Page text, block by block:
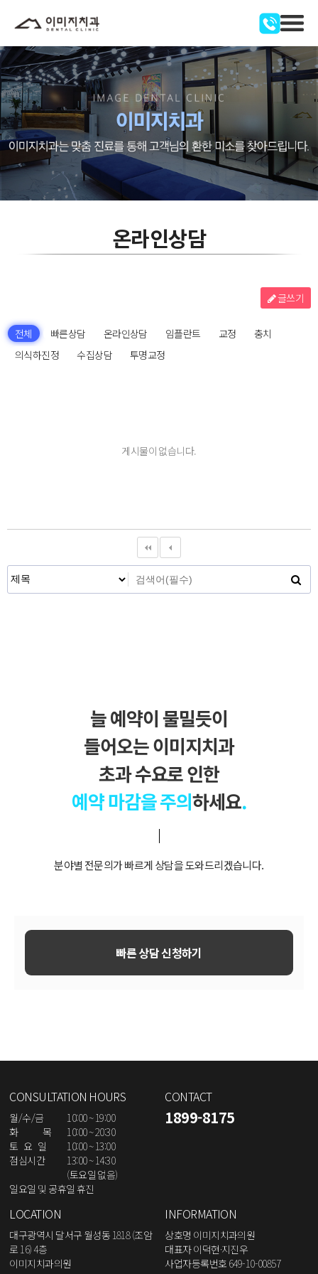
온라인상담
글쓰기
전체 빠른상담 온라인상담 임플란트 교정
충치
의식하진정
수집상담 투명교정
게시물이 없습니다.
늘 예약이 물밀듯이
들어오는 이미지치과
초과 수요로 인한
예약 마감을 주의하세요.
분야별 전문의가 빠르게 상담을 도와드리겠습니다.
빠른 상담 신청하기
CONSULTATION HOURS
월/수/금
10:00 ~ 19:00
화 목
10:00 ~ 20:30
토 요 일
10:00 ~ 13:00
점심시간
13:00 ~ 14:30
(토요일 없음)
일요일 및 공휴일 휴진
CONTACT
1899-8175
LOCATION
대구광역시 달서구 월성동 1818 (조암
로 16) 4층
이미지치과의원
INFORMATION
상호명 이미지치과의원
대표자 이덕현·지진우
사업자등록번호 649-10-00857